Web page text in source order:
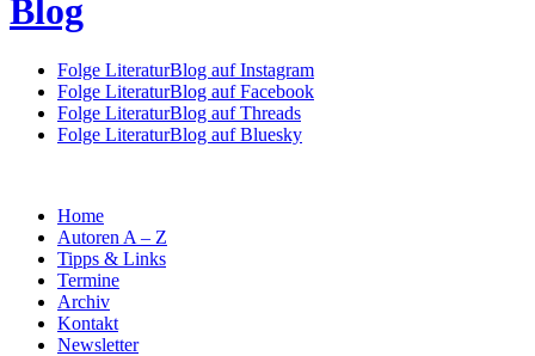
Blog
Folge LiteraturBlog auf Instagram
Folge LiteraturBlog auf Facebook
Folge LiteraturBlog auf Threads
Folge LiteraturBlog auf Bluesky
Home
Autoren A – Z
Tipps & Links
Termine
Archiv
Kontakt
Newsletter